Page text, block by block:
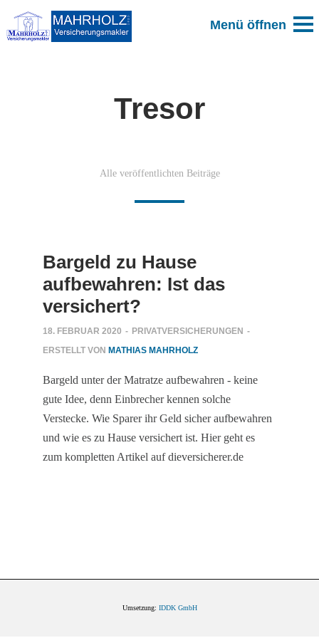
Tresor
Alle veröffentlichten Beiträge
Bargeld zu Hause
aufbewahren: Ist das
versichert?
18. FEBRUAR 2020 - PRIVATVERSICHERUNGEN -
ERSTELLT VON MATHIAS MAHRHOLZ
Bargeld unter der Matratze aufbewahren - keine
gute Idee, denn Einbrecher kennen solche
Verstecke. Wie Sparer ihr Geld sicher aufbewahren
und wie es zu Hause versichert ist. Hier geht es
zum kompletten Artikel auf dieversicherer.de
Umsetzung: IDDK GmbH